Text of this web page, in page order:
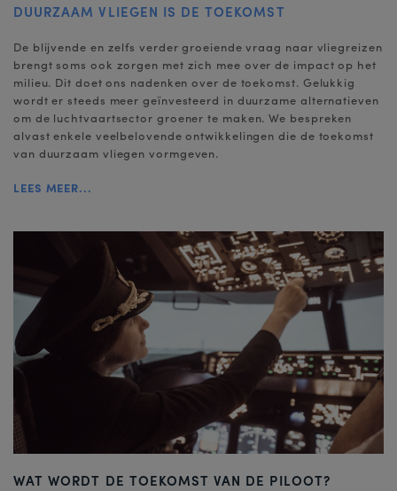
DUURZAAM VLIEGEN IS DE TOEKOMST
De blijvende en zelfs verder groeiende vraag naar vliegreizen
brengt soms ook zorgen met zich mee over de impact op het
milieu. Dit doet ons nadenken over de toekomst. Gelukkig
wordt er steeds meer geïnvesteerd in duurzame alternatieven
om de luchtvaartsector groener te maken. We bespreken
alvast enkele veelbelovende ontwikkelingen die de toekomst
van duurzaam vliegen vormgeven.
LEES MEER...
WAT WORDT DE TOEKOMST VAN DE PILOOT?